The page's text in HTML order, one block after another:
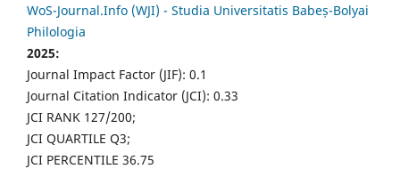
WoS-Journal.Info (WJI) - Studia Universitatis Babeș-Bolyai
Philologia
2025:
Journal Impact Factor (JIF): 0.1
Journal Citation Indicator (JCI): 0.33
JCI RANK 127/200;
JCI QUARTILE Q3;
JCI PERCENTILE 36.75